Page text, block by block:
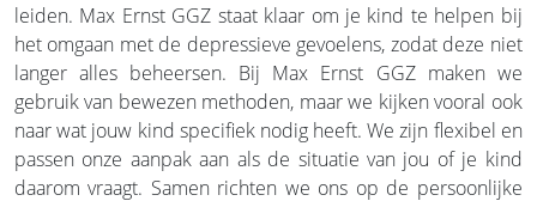
leiden. Max Ernst GGZ staat klaar om je kind te helpen bij
het omgaan met de depressieve gevoelens, zodat deze niet
langer alles beheersen. Bij Max Ernst GGZ maken we
gebruik van bewezen methoden, maar we kijken vooral ook
naar wat jouw kind specifiek nodig heeft. We zijn flexibel en
passen onze aanpak aan als de situatie van jou of je kind
daarom vraagt. Samen richten we ons op de persoonlijke